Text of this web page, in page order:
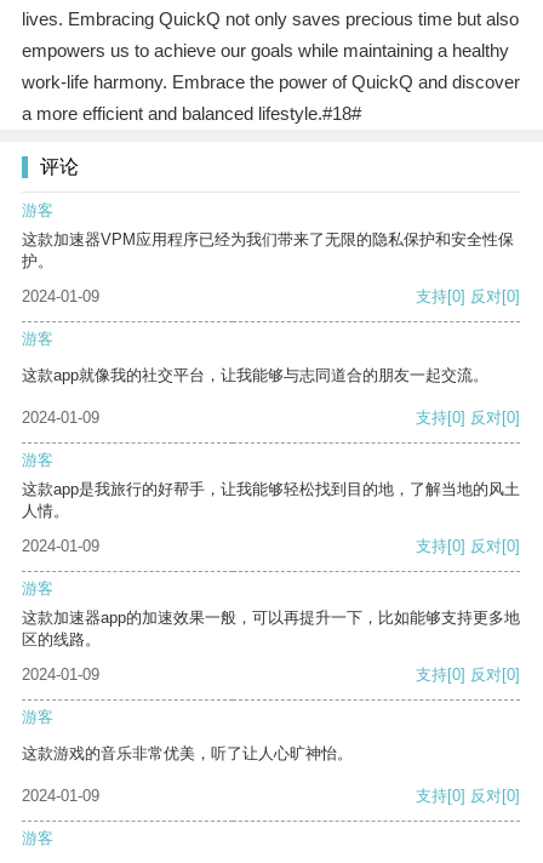
lives. Embracing QuickQ not only saves precious time but also
empowers us to achieve our goals while maintaining a healthy
work-life harmony. Embrace the power of QuickQ and discover
a more efficient and balanced lifestyle.#18#
评论
游客
这款加速器VPM应用程序已经为我们带来了无限的隐私保护和安全性保
护。
2024-01-09
支持[0] 反对[0]
游客
这款app就像我的社交平台，让我能够与志同道合的朋友一起交流。
2024-01-09 支持[0] 反对[0]
游客
这款app是我旅行的好帮手，让我能够轻松找到目的地，了解当地的风土
人情。
2024-01-09
支持[0] 反对[0]
游客
这款加速器app的加速效果一般，可以再提升一下，比如能够支持更多地
区的线路。
2024-01-09
支持[0] 反对[0]
游客
这款游戏的音乐非常优美，听了让人心旷神怡。
2024-01-09 支持[0] 反对[0]
游客